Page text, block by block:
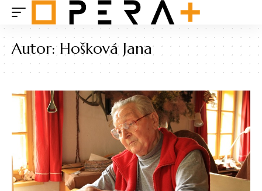
Autor:Hošková Jana